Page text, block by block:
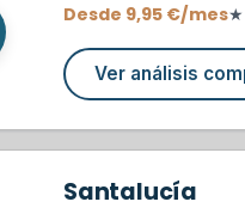
Desde 9,95 €/mes★
Ver análisis
Santalucía